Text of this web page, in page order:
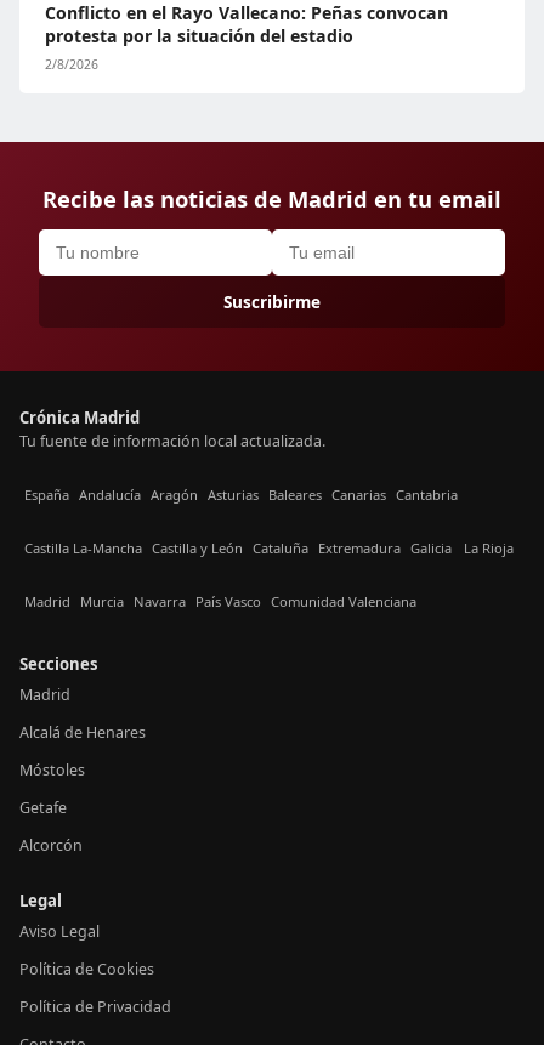
Conflicto en el Rayo Vallecano: Peñas convocan
protesta por la situación del estadio
2/8/2026
Recibe las noticias de Madrid en tu email
Suscribirme
Crónica Madrid
Tu fuente de información local actualizada.
España Andalucía Aragón Asturias Baleares Canarias Cantabria
Castilla La-Mancha Castilla y León Cataluña Extremadura Galicia La Rioja
Madrid Murcia Navarra País Vasco Comunidad Valenciana
Secciones
Madrid
Alcalá de Henares
Móstoles
Getafe
Alcorcón
Legal
Aviso Legal
Política de Cookies
Política de Privacidad